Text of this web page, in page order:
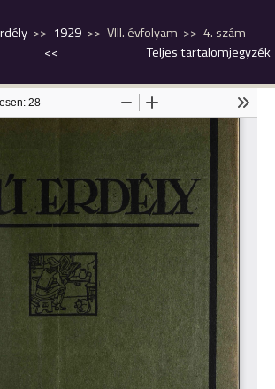
1929 VIII. évfolyam
4. szám
<<
Teljes tartalomjegyzék